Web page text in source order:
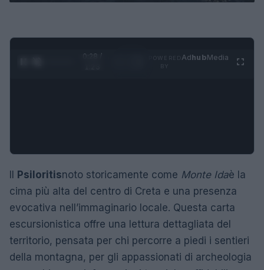
0:29 /
AdhubMedia
Psiloritisnoto storicamente come Monte Idaè la
cima più alta del centro di Creta e una presenza
evocativa nell’immaginario locale. Questa carta
escursionistica offre una lettura dettagliata del
territorio, pensata per chi percorre a piedi i sentieri
della montagna, per gli appassionati di archeologia